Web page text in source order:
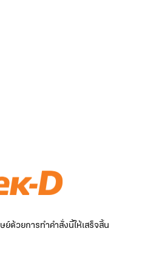
ด้วยการทำคำสั่งนี้ให้เสร็จสิ้น